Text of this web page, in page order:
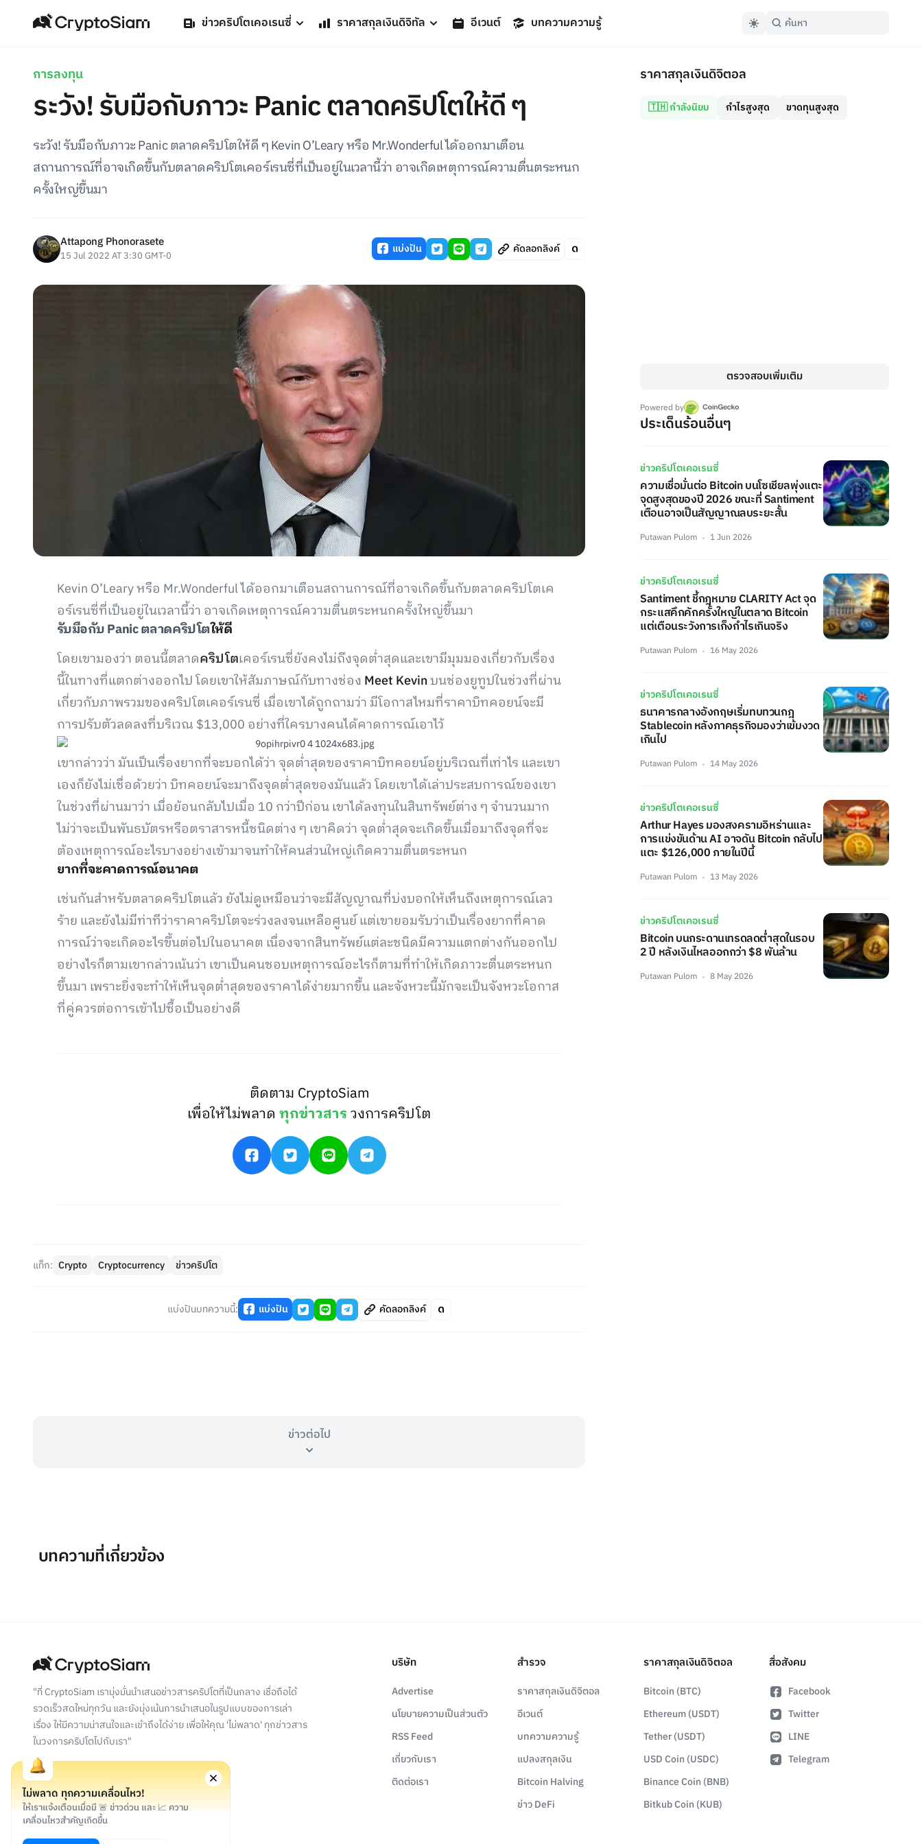
ข่าวคริปโตเคอเรนซี่ ราคาสกุลเงินดิจิทัล อีเวนต์ บทความความรู้
การลงทุน
ระวัง! รับมือกับภาวะ Panic ตลาดคริปโตให้ดี ๆ
ระวัง! รับมือกับภาวะ Panic ตลาดคริปโตให้ดี ๆ Kevin O’Leary หรือ Mr.Wonderful ได้ออกมาเตือน
สถานการณ์ที่อาจเกิดขึ้นกับตลาดคริปโตเคอร์เรนซี่ที่เป็นอยู่ในเวลานี้ว่า อาจเกิดเหตุการณ์ความตื่นตระหนก
ครั้งใหญ่ขึ้นมา
Attapong Phonorasete
15 Jul 2022 AT 3:30 GMT-0 แบ่งปัน คัดลอกลิงค์
Kevin O’Leary หรือ Mr.Wonderful ได้ออกมาเตือนสถานการณ์ที่อาจเกิดขึ้นกับตลาดคริปโตเค
อร์เรนซี่ที่เป็นอยู่ในเวลานี้ว่า อาจเกิดเหตุการณ์ความตื่นตระหนกครั้งใหญ่ขึ้นมา
รับมือกับ Panic ตลาดคริปโตให้ดี
โดยเขามองว่า ตอนนี้ตลาดคริปโตเคอร์เรนซี่ยังคงไม่ถึงจุดต่ำสุดและเขามีมุมมองเกี่ยวกับเรื่อง
นี้ในทางที่แตกต่างออกไป โดยเขาให้สัมภาษณ์กับทางช่อง Meet Kevinบนช่องยูทูปในช่วงที่ผ่าน
เกี่ยวกับภาพรวมของคริปโตเคอร์เรนซี่ เมื่อเขาได้ถูกถามว่า มีโอกาสไหมที่ราคาบิทคอยน์จะมี
การปรับตัวลดลงที่บริเวณ $13,000 อย่างที่ใครบางคนได้คาดการณ์เอาไว้
เขากล่าวว่า มันเป็นเรื่องยากที่จะบอกได้ว่า จุดต่ำสุดของราคาบิทคอยน์อยู่บริเวณที่เท่าไร และเขา
เองก็ยังไม่เชื่อด้วยว่า บิทคอยน์จะมาถึงจุดต่ำสุดของมันแล้ว โดยเขาได้เล่าประสบการณ์ของเขา
ในช่วงที่ผ่านมาว่า เมื่อย้อนกลับไปเมื่อ 10 กว่าปีก่อน เขาได้ลงทุนในสินทรัพย์ต่าง ๆ จำนวนมาก
ไม่ว่าจะเป็นพันธบัตรหรือตราสารหนี้ชนิดต่าง ๆ เขาคิดว่า จุดต่ำสุดจะเกิดขึ้นเมื่อมาถึงจุดที่จะ
ต้องเหตุการณ์อะไรบางอย่างเข้ามาจนทำให้คนส่วนใหญ่เกิดความตื่นตระหนก
ยากที่จะคาดการณ์อนาคต
เช่นกันสำหรับตลาดคริปโตแล้ว ยังไม่ดูเหมือนว่าจะมีสัญญาณที่บ่งบอกให้เห็นถึงเหตุการณ์เลว
ร้าย และยังไม่มีท่าทีว่าราคาคริปโตจะร่วงลงจนเหลือศูนย์ แต่เขายอมรับว่าเป็นเรื่องยากที่คาด
การณ์ว่าจะเกิดอะไรขึ้นต่อไปในอนาคต เนื่องจากสินทรัพย์แต่ละชนิดมีความแตกต่างกันออกไป
อย่างไรก็ตามเขากล่าวเน้นว่า เขาเป็นคนชอบเหตุการณ์อะไรก็ตามที่ทำให้เกิดภาวะตื่นตระหนก
ขึ้นมา เพราะยิ่งจะทำให้เห็นจุดต่ำสุดของราคาได้ง่ายมากขึ้น และจังหวะนี้มักจะเป็นจังหวะโอกาส
ที่คู่ควรต่อการเข้าไปซื้อเป็นอย่างดี
ติดตาม CryptoSiam
เพื่อให้ไม่พลาดทุกข่าวสารวงการคริปโต
แท็ก: Crypto Cryptocurrency ข่าวคริปโต
แบ่งปันบทความนี้: แบ่งปัน คัดลอกลิงค์
ข่าวต่อไป
ราคาสกุลเงินดิจิตอล
🇹🇭 กำลังนิยม กำไรสูงสุด ขาดทุนสูงสุด
ตรวจสอบเพิ่มเติม
Powered by
ประเด็นร้อนอื่นๆ
ข่าวคริปโตเคอเรนซี่
ความเชื่อมั่นต่อ Bitcoin บนโซเชียลพุ่งแตะ
จุดสูงสุดของปี 2026 ขณะที่ Santiment
เตือนอาจเป็นสัญญาณลบระยะสั้น
Putawan Pulom 1 Jun 2026
ข่าวคริปโตเคอเรนซี่
Santiment ชี้กฎหมาย CLARITY Act จุด
กระแสคึกคักครั้งใหญ่ในตลาด Bitcoin
แต่เตือนระวังการเก็งกำไรเกินจริง
Putawan Pulom 16 May 2026
ข่าวคริปโตเคอเรนซี่
ธนาคารกลางอังกฤษเริ่มทบทวนกฎ
Stablecoin หลังภาคธุรกิจมองว่าเข้มงวด
เกินไป
Putawan Pulom 14 May 2026
ข่าวคริปโตเคอเรนซี่
Arthur Hayes มองสงครามอิหร่านและ
การแข่งขันด้าน AI อาจดัน Bitcoin กลับไป
แตะ $126,000 ภายในปีนี้
Putawan Pulom 13 May 2026
ข่าวคริปโตเคอเรนซี่
Bitcoin บนกระดานเทรดลดต่ำสุดในรอบ
2 ปี หลังเงินไหลออกกว่า $8 พันล้าน
Putawan Pulom 8 May 2026
บทความที่เกี่ยวข้อง
"ที่ CryptoSiam เรามุ่งมั่นนำเสนอข่าวสารคริปโตที่เป็นกลาง เชื่อถือได้
รวดเร็วสดใหม่ทุกวัน และยังมุ่งเน้นการนำเสนอในรูปแบบของการเล่า
เรื่อง ให้มีความน่าสนใจและเข้าถึงได้ง่าย เพื่อให้คุณ 'ไม่พลาด' ทุกข่าวสาร
ในวงการคริปโตไปกับเรา"
บริษัท
Advertise
นโยบายความเป็นส่วนตัว
RSS Feed
เกี่ยวกับเรา
ติดต่อเรา
สำรวจ
ราคาสกุลเงินดิจิตอล
อีเวนต์
บทความความรู้
แปลงสกุลเงิน
Bitcoin Halving
ข่าว DeFi
ราคาสกุลเงินดิจิตอล
Bitcoin (BTC)
Ethereum (USDT)
Tether (USDT)
USD Coin (USDC)
Binance Coin (BNB)
Bitkub Coin (KUB)
สื่อสังคม
Facebook
Twitter
LINE
Telegram
ไม่พลาด ทุกความเคลื่อนไหว!
ให้เราแจ้งเตือนเมื่อมี 🚨 ข่าวด่วน และ 📈 ความ
เคลื่อนไหวสำคัญเกิดขึ้น